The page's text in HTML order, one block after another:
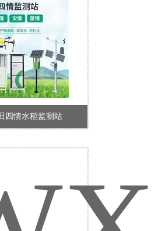
四情水稻监测站